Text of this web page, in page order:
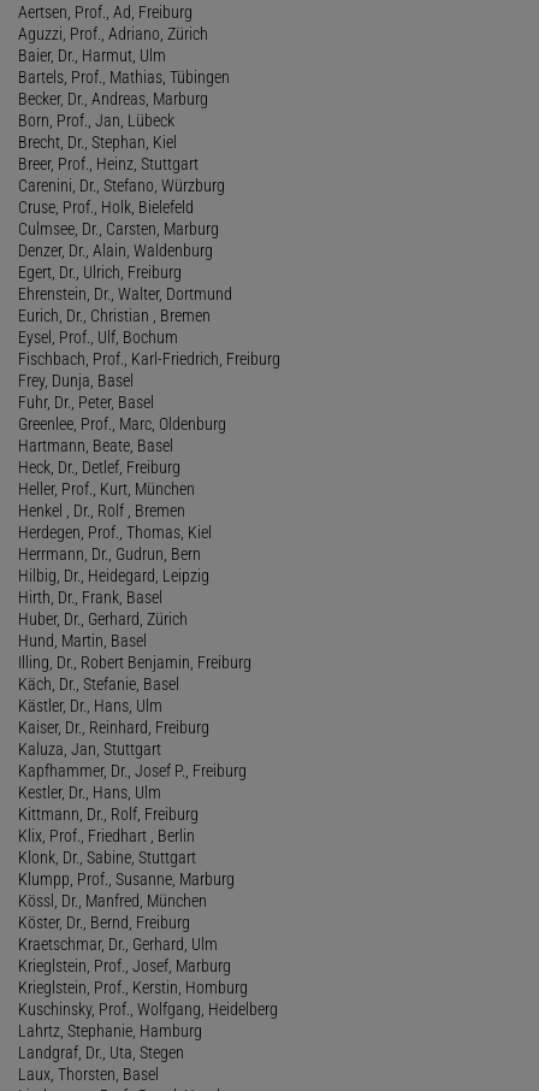
Aertsen, Prof., Ad, Freiburg
Aguzzi, Prof., Adriano, Zürich
Baier, Dr., Harmut, Ulm
Bartels, Prof., Mathias, Tübingen
Becker, Dr., Andreas, Marburg
Born, Prof., Jan, Lübeck
Brecht, Dr., Stephan, Kiel
Breer, Prof., Heinz, Stuttgart
Carenini, Dr., Stefano, Würzburg
Cruse, Prof., Holk, Bielefeld
Culmsee, Dr., Carsten, Marburg
Denzer, Dr., Alain, Waldenburg
Egert, Dr., Ulrich, Freiburg
Ehrenstein, Dr., Walter, Dortmund
Eurich, Dr., Christian , Bremen
Eysel, Prof., Ulf, Bochum
Fischbach, Prof., Karl-Friedrich, Freiburg
Frey, Dunja, Basel
Fuhr, Dr., Peter, Basel
Greenlee, Prof., Marc, Oldenburg
Hartmann, Beate, Basel
Heck, Dr., Detlef, Freiburg
Heller, Prof., Kurt, München
Henkel , Dr., Rolf , Bremen
Herdegen, Prof., Thomas, Kiel
Herrmann, Dr., Gudrun, Bern
Hilbig, Dr., Heidegard, Leipzig
Hirth, Dr., Frank, Basel
Huber, Dr., Gerhard, Zürich
Hund, Martin, Basel
Illing, Dr., Robert Benjamin, Freiburg
Käch, Dr., Stefanie, Basel
Kästler, Dr., Hans, Ulm
Kaiser, Dr., Reinhard, Freiburg
Kaluza, Jan, Stuttgart
Kapfhammer, Dr., Josef P., Freiburg
Kestler, Dr., Hans, Ulm
Kittmann, Dr., Rolf, Freiburg
Klix, Prof., Friedhart , Berlin
Klonk, Dr., Sabine, Stuttgart
Klumpp, Prof., Susanne, Marburg
Kössl, Dr., Manfred, München
Köster, Dr., Bernd, Freiburg
Kraetschmar, Dr., Gerhard, Ulm
Krieglstein, Prof., Josef, Marburg
Krieglstein, Prof., Kerstin, Homburg
Kuschinsky, Prof., Wolfgang, Heidelberg
Lahrtz, Stephanie, Hamburg
Landgraf, Dr., Uta, Stegen
Laux, Thorsten, Basel